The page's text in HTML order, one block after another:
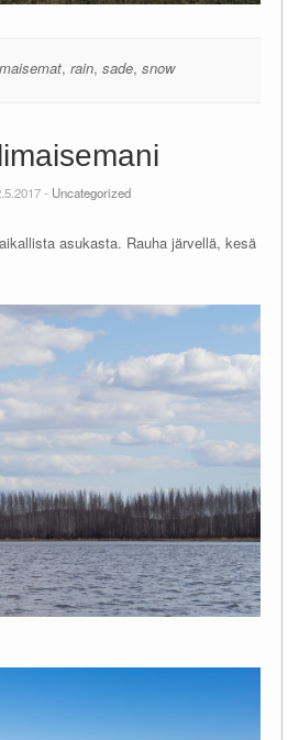
maisemat, rain, sade, snow
- Uncategorized
asukasta. Rauha järvellä, kesä